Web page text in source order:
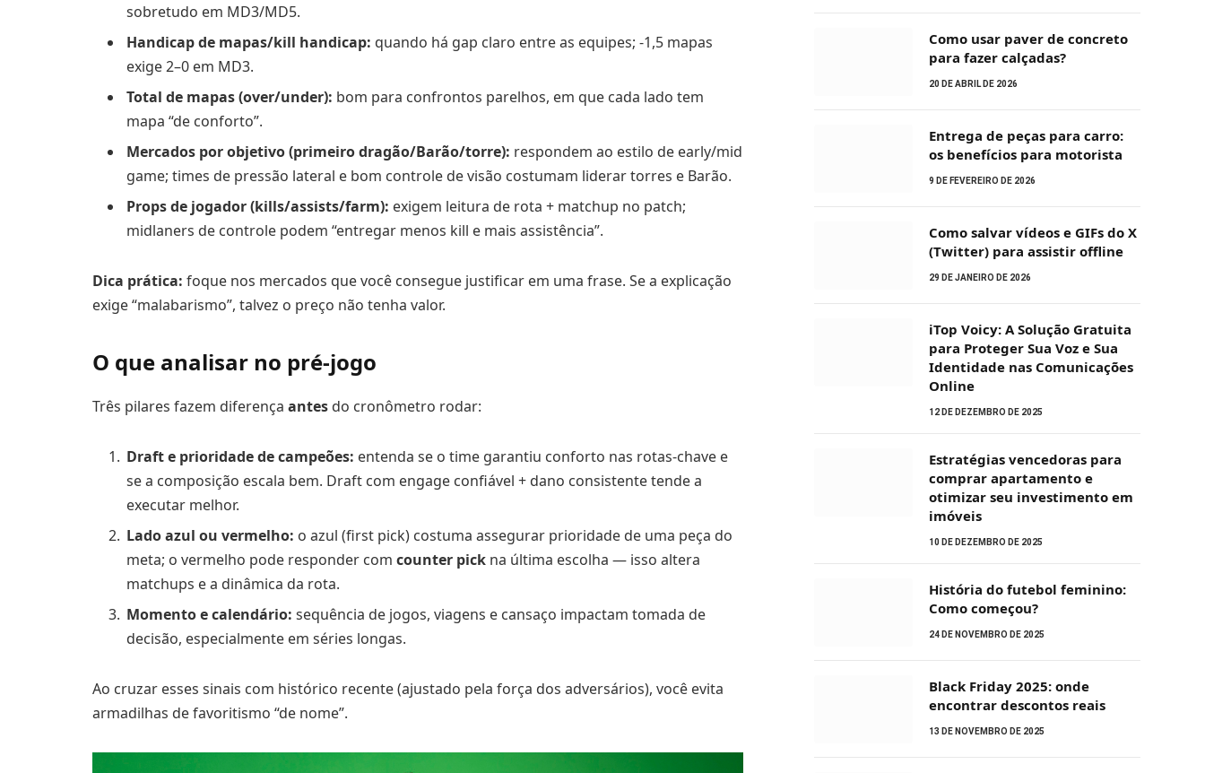
sobretudo em MD3/MD5.
Handicap de mapas/kill handicap: quando há gap claro entre as equipes; -1,5 mapas
exige 2–0 em MD3.
Total de mapas (over/under): bom para confrontos parelhos, em que cada lado tem
mapa “de conforto”.
Mercados por objetivo (primeiro dragão/Barão/torre): respondem ao estilo de early/mid
game; times de pressão lateral e bom controle de visão costumam liderar torres e Barão.
Props de jogador (kills/assists/farm): exigem leitura de rota + matchup no patch;
midlaners de controle podem “entregar menos kill e mais assistência”.
Dica prática: foque nos mercados que você consegue justificar em uma frase. Se a explicação
exige “malabarismo”, talvez o preço não tenha valor.
O que analisar no pré-jogo
Três pilares fazem diferença antes do cronômetro rodar:
Draft e prioridade de campeões: entenda se o time garantiu conforto nas rotas-chave e
se a composição escala bem. Draft com engage confiável + dano consistente tende a
executar melhor.
Lado azul ou vermelho: o azul (first pick) costuma assegurar prioridade de uma peça do
meta; o vermelho pode responder com counter pick na última escolha — isso altera
matchups e a dinâmica da rota.
Momento e calendário: sequência de jogos, viagens e cansaço impactam tomada de
decisão, especialmente em séries longas.
Ao cruzar esses sinais com histórico recente (ajustado pela força dos adversários), você evita
armadilhas de favoritismo “de nome”.
Como usar paver de concreto
para fazer calçadas?
20 DE ABRIL DE 2026
Entrega de peças para carro:
os benefícios para motorista
9 DE FEVEREIRO DE 2026
Como salvar vídeos e GIFs do X
(Twitter) para assistir offline
29 DE JANEIRO DE 2026
iTop Voicy: A Solução Gratuita
para Proteger Sua Voz e Sua
Identidade nas Comunicações
Online
12 DE DEZEMBRO DE 2025
Estratégias vencedoras para
comprar apartamento e
otimizar seu investimento em
imóveis
10 DE DEZEMBRO DE 2025
História do futebol feminino:
Como começou?
24 DE NOVEMBRO DE 2025
Black Friday 2025: onde
encontrar descontos reais
13 DE NOVEMBRO DE 2025